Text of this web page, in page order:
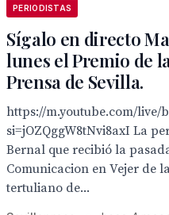
PERIODISTAS
Sígalo en directo
lunes el Premio de
Prensa de Sevilla.
https://m.youtube.com/live/
si=jOZQggW8tNvi8axI La
Bernal que recibió la
Comunicacion en Vejer de
tertuliano de...